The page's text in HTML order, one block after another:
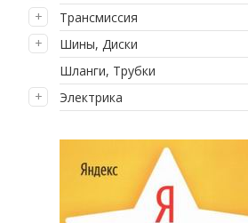
Трансмиссия
Шины, Диски
Шланги, Трубки
Электрика